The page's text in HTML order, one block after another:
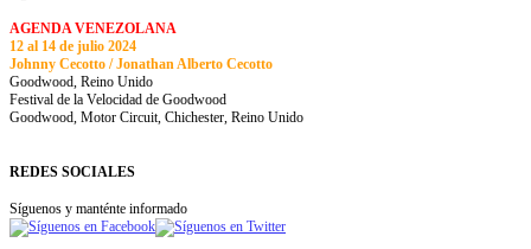
AGENDA VENEZOLANA
12 al 14 de julio 2024
Johnny Cecotto / Jonathan Alberto Cecotto
Goodwood, Reino Unido
Festival de la Velocidad de Goodwood
Goodwood, Motor Circuit, Chichester, Reino Unido
REDES SOCIALES
Síguenos y manténte informado